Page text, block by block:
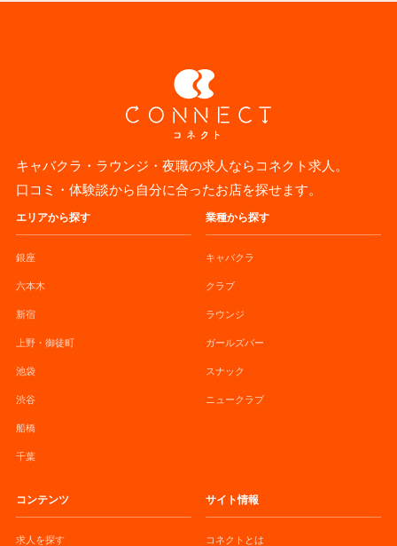
キャバクラ・ラウンジ・夜職の求人ならコネクト求人。
口コミ・体験談から自分に合ったお店を探せます。
エリアから探す
銀座
六本木
新宿
上野・御徒町
池袋
渋谷
船橋
千葉
業種から探す
キャバクラ
クラブ
ラウンジ
ガールズバー
スナック
ニュークラブ
コンテンツ
求人を探す
サイト情報
コネクトとは